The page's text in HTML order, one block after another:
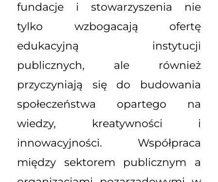
fundacje i stowarzyszenia nie
tylko wzbogacają ofertę
edukacyjną instytucji
publicznych, ale również
przyczyniają się do budowania
społeczeństwa opartego na
wiedzy, kreatywności i
innowacyjności. Współpraca
między sektorem publicznym a